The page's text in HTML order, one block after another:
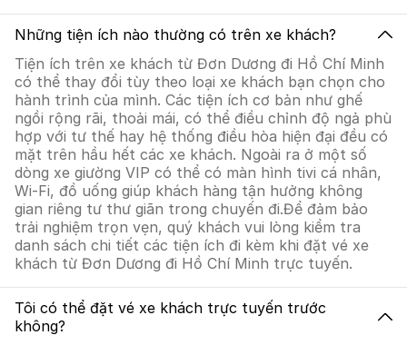
Những tiện ích nào thường có trên xe khách?
Tiện ích trên xe khách từ Đơn Dương đi Hồ Chí Minh
có thể thay đổi tùy theo loại xe khách bạn chọn cho
hành trình của mình. Các tiện ích cơ bản như ghế
ngồi rộng rãi, thoải mái, có thể điều chỉnh độ ngả phù
hợp với tư thế hay hệ thống điều hòa hiện đại đều có
mặt trên hầu hết các xe khách. Ngoài ra ở một số
dòng xe giường VIP có thể có màn hình tivi cá nhân,
Wi-Fi, đồ uống giúp khách hàng tận hưởng không
gian riêng tư thư giãn trong chuyến đi.Để đảm bảo
trải nghiệm trọn vẹn, quý khách vui lòng kiểm tra
danh sách chi tiết các tiện ích đi kèm khi đặt vé xe
khách từ Đơn Dương đi Hồ Chí Minh trực tuyến.
Tôi có thể đặt vé xe khách trực tuyến trước
không?